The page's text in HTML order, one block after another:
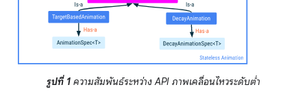
รูปที่ 1 ความสัมพันธ์ระหว่าง API ภาพเคลื่อนไหวระดับต่ำ